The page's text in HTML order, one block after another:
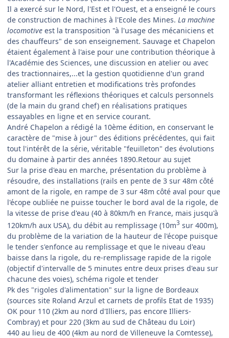
Il a exercé sur le Nord, l'Est et l'Ouest, et a enseigné le cours
de construction de machines à l'Ecole des Mines. La machine
locomotive est la transposition "à l'usage des mécaniciens et
des chauffeurs" de son enseignement. Sauvage et Chapelon
étaient également à l'aise pour une contribution théorique à
l'Académie des Sciences, une discussion en atelier ou avec
des tractionnaires,...et la gestion quotidienne d'un grand
atelier alliant entretien et modifications très profondes
transformant les réflexions théoriques et calculs personnels
(de la main du grand chef) en réalisations pratiques
essayables en ligne et en service courant.
André Chapelon a rédigé la 10ème édition, en conservant le
caractère de "mise à jour" des éditions précédentes, qui fait
tout l'intérêt de la série, véritable "feuilleton" des évolutions
du domaine à partir des années 1890.Retour au sujet
Sur la prise d'eau en marche, présentation du problème à
résoudre, des installations (rails en pente de 3 sur 48m côté
amont de la rigole, en rampe de 3 sur 48m côté aval pour que
l'écope oubliée ne puisse toucher le bord aval de la rigole, de
la vitesse de prise d'eau (40 à 80km/h en France, mais jusqu'à
120km/h aux USA), du débit au remplissage (10m3 sur 400m),
du problème de la variation de la hauteur de l'écope puisque
le tender s'enfonce au remplissage et que le niveau d'eau
baisse dans la rigole, du re-remplissage rapide de la rigole
(objectif d'intervalle de 5 minutes entre deux prises d'eau sur
chacune des voies), schéma rigole et tender
Pk des "rigoles d'alimentation" sur la ligne de Bordeaux
(sources site Roland Arzul et carnets de profils Etat de 1935)
OK pour 110 (2km au nord d'Illiers, pas encore Illiers-
Combray) et pour 220 (3km au sud de Château du Loir)
440 au lieu de 400 (4km au nord de Villeneuve la Comtesse),